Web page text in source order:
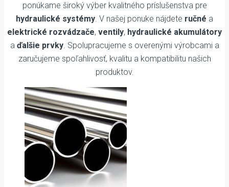
ponúkame široký výber kvalitného príslušenstva pre
hydraulické systémy. V našej ponuke nájdete ručné a
elektrické rozvádzače, ventily, hydraulické akumulátory
a ďalšie prvky. Spolupracujeme s overenými výrobcami a
zaručujeme spoľahlivosť, kvalitu a kompatibilitu našich
produktov.